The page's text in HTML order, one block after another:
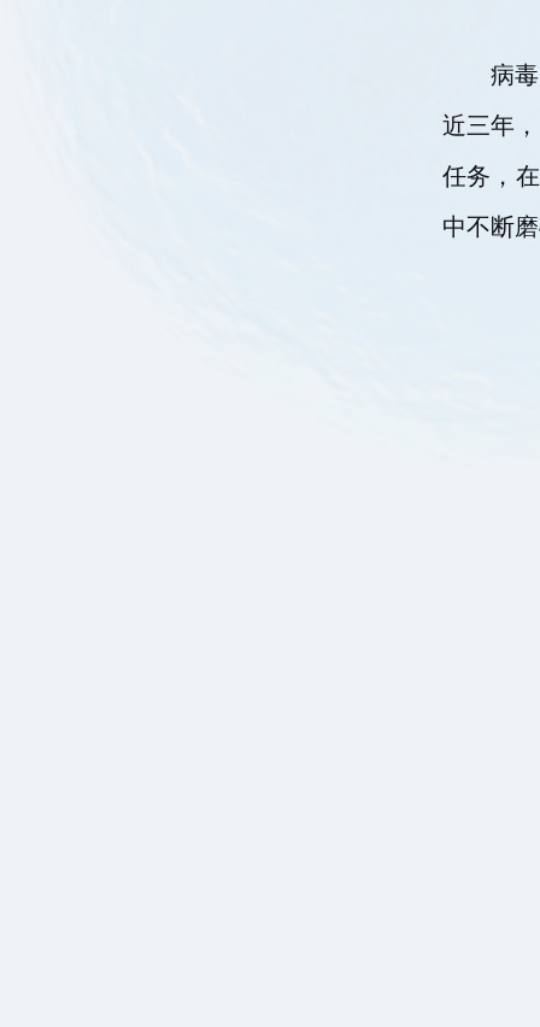
病
近三年
任务，
中不断